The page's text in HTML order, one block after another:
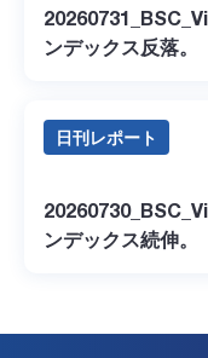
ンデックス反落。
日刊レポート
ンデックス続伸。